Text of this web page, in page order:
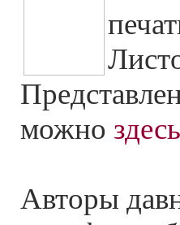
можно
Авторы